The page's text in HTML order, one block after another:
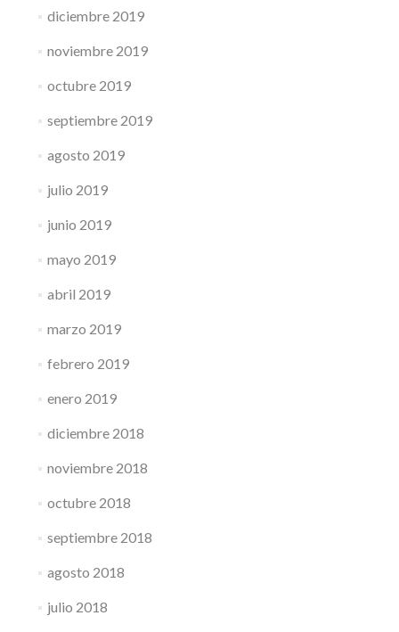
diciembre 2019
noviembre 2019
octubre 2019
septiembre 2019
agosto 2019
julio 2019
junio 2019
mayo 2019
abril 2019
marzo 2019
febrero 2019
enero 2019
diciembre 2018
noviembre 2018
octubre 2018
septiembre 2018
agosto 2018
julio 2018